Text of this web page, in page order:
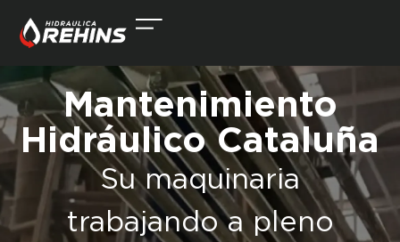
Mantenimiento
Hidráulico Cataluña
Su maquinaria
trabajando a pleno